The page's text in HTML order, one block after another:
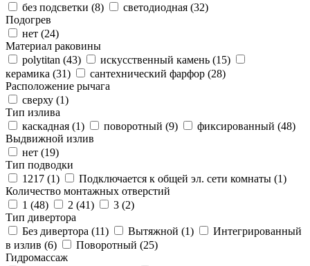
без подсветки (8) светодиодная (32)
Подогрев
нет (24)
Материал раковины
polytitan (43) искусственный камень (15)
керамика (31) сантехнический фарфор (28)
Расположение рычага
сверху (1)
Тип излива
каскадная (1) поворотный (9) фиксированный (48)
Выдвижной излив
нет (19)
Тип подводки
1217 (1) Подключается к общей эл. сети комнаты (1)
Количество монтажных отверстий
1 (48) 2 (41) 3 (2)
Тип дивертора
Без дивертора (11) Вытяжной (1)
Интегрированный
в излив (6) Поворотный (25)
Гидромассаж